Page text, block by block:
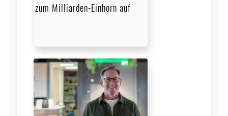
zum Milliarden-Einhorn auf